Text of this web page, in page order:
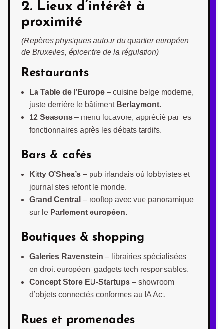
2. Lieux d’intérêt à
proximité
(Repères physiques autour du quartier européen
de Bruxelles, épicentre de la régulation)
Restaurants
La Table de l’Europe – cuisine belge moderne,
juste derrière le bâtiment Berlaymont.
12 Seasons – menu locavore, apprécié par les
fonctionnaires après les débats tardifs.
Bars & cafés
Kitty O’Shea’s – pub irlandais où lobbyistes et
journalistes refont le monde.
Grand Central – rooftop avec vue panoramique
sur le Parlement européen.
Boutiques & shopping
Galeries Ravenstein – librairies spécialisées
en droit européen, gadgets tech responsables.
Concept Store EU-Startups – showroom
d’objets connectés conformes au IA Act.
Rues et promenades